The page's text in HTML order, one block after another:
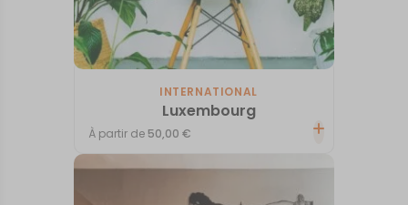
INTERNATIONAL
Luxembourg
À partir de 50,00€